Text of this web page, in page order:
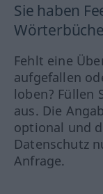
Sie haben
Fehlt eine
aufgefallen
loben? Füllen
aus. Die
optional und
Datenschutz
Anfrage.